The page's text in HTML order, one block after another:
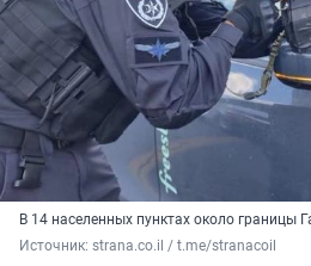
В 14 населенных пунктах около границы
Источник: strana.co.il / t.me/stranacoil